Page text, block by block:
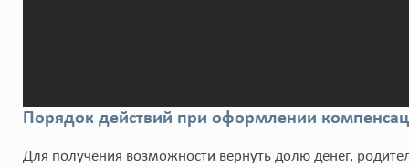
Порядок действий при оформлении
Для получения возможности вернуть долю денег,